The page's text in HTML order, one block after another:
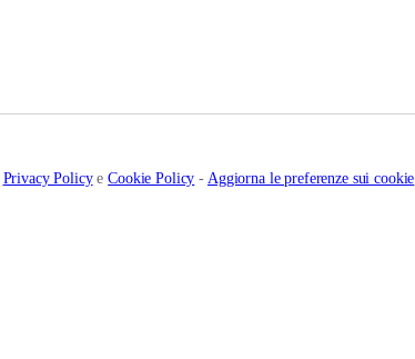
Privacy PolicyeCookie Policy - Aggiorna le preferenze sui cookie